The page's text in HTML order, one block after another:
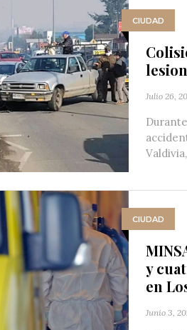
CIUDAD
Julio 26,
CIUDAD
y
en
Junio 3,